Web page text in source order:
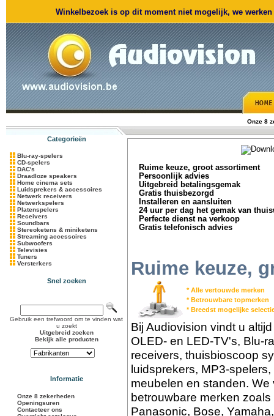
Winkelbezoek is op dit moment niet mogelijk, we
Onze 8
Categorieën
Blu-ray-spelers
CD-spelers
DAC's
Draadloze speakers
Home cinema sets
Luidsprekers & accessoires
Netwerk receivers
Netwerkspelers
Platenspelers
Receivers
Soundbars
Stereoketens & miniketens
Streaming accessoires
Subwoofers
Televisies
Tuners
Versterkers
Snel zoeken
Gebruik een trefwoord om te vinden wat
u zoekt
Uitgebreid zoeken
Bekijk alle producten
Informatie
Onze 8 zekerheden
Openingsuren
Contacteer ons
Ruime keuze, groot assortiment
Persoonlijk advies
Uitgebreid betalingsgemak
Gratis thuisbezorgd
Installeren en aansluiten
24 uur per dag het gemak van
Perfecte dienst na verkoop
Gratis telefonisch advies
Ruime keuze,
* Alle vertouwde merken
* Betrouwbare topmerken
* Breedst mogelijke
Bij Audiovision vindt u
OLED- en LED-TV's, Blu-
receivers, thuisbioscoop
luidsprekers, MP3-
meubelen en standen.
betrouwbare merken
Panasonic, Bose,